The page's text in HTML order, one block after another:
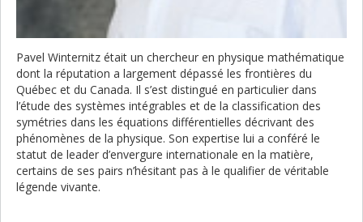
Pavel Winternitz était un chercheur en physique mathématique
dont la réputation a largement dépassé les frontières du
Québec et du Canada. Il s’est distingué en particulier dans
l’étude des systèmes intégrables et de la classification des
symétries dans les équations différentielles décrivant des
phénomènes de la physique. Son expertise lui a conféré le
statut de leader d’envergure internationale en la matière,
certains de ses pairs n’hésitant pas à le qualifier de véritable
légende vivante.